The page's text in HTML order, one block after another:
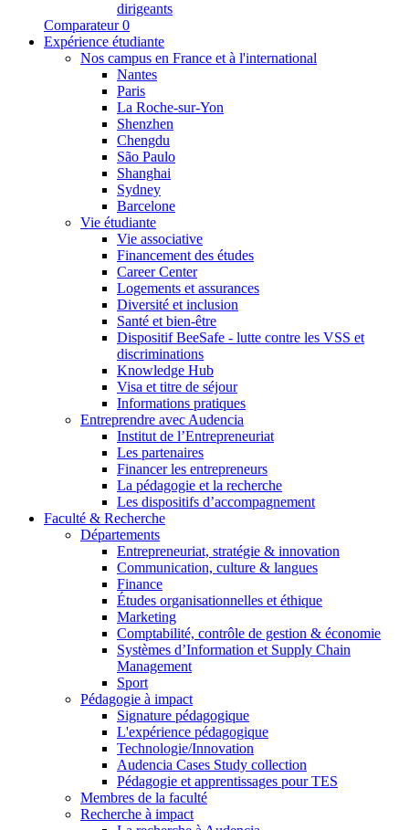
dirigeants
Comparateur 0
Expérience étudiante
Nos campus en France et à l'international
Nantes
Paris
La Roche-sur-Yon
Shenzhen
Chengdu
São Paulo
Shanghai
Sydney
Barcelone
Vie étudiante
Vie associative
Financement des études
Career Center
Logements et assurances
Diversité et inclusion
Santé et bien-être
Dispositif BeeSafe - lutte contre les VSS et
discriminations
Knowledge Hub
Visa et titre de séjour
Informations pratiques
Entreprendre avec Audencia
Institut de l’Entrepreneuriat
Les partenaires
Financer les entrepreneurs
La pédagogie et la recherche
Les dispositifs d’accompagnement
Faculté & Recherche
Départements
Entrepreneuriat, stratégie & innovation
Communication, culture & langues
Finance
Études organisationnelles et éthique
Marketing
Comptabilité, contrôle de gestion & économie
Systèmes d’Information et Supply Chain
Management
Sport
Pédagogie à impact
Signature pédagogique
L'expérience pédagogique
Technologie/Innovation
Audencia Cases Study collection
Pédagogie et apprentissages pour TES
Membres de la faculté
Recherche à impact